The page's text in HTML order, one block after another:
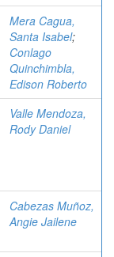
Mera Cagua,
Santa Isabel;
Conlago
Quinchimbla,
Edison Roberto
Valle Mendoza,
Rody Daniel
Cabezas Muñoz,
Angie Jailene